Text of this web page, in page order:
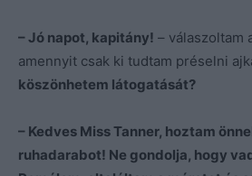
– Jó napot, kapitány! – válaszoltam
amennyit csak ki tudtam préselni
köszönhetem látogatását?
– Kedves Miss Tanner, hoztam
ruhadarabot! Ne gondolja, hogy